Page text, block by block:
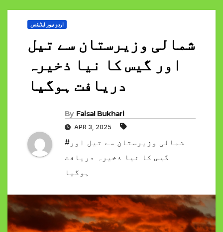
اردو نیوز اپڈیٹس
شمالی وزیرستان سے تیل
اور گیس کا نیا ذخیرہ
دریافت ہوگیا
By Faisal Bukhari
APR 3, 2025
#شمالی وزیرستان سے تیل اور
گیس کا نیا ذخیرہ دریافت
ہوگیا